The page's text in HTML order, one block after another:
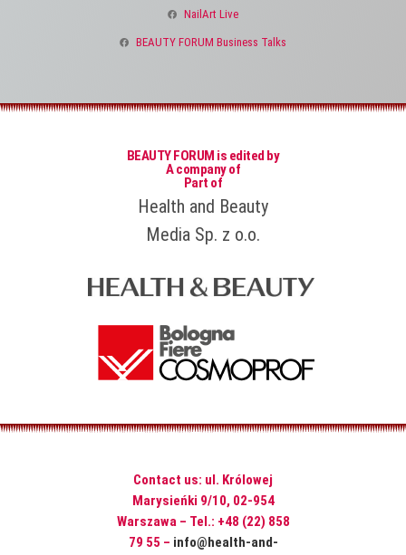
NailArt Live
BEAUTY FORUM Business Talks
BEAUTY FORUM is edited by
A company of
Part of
Health and Beauty
Media Sp. z o.o.
Contact us: ul. Królowej
Marysieńki 9/10, 02-954
Warszawa – Tel.: +48 (22) 858
79 55 – info@health-and-